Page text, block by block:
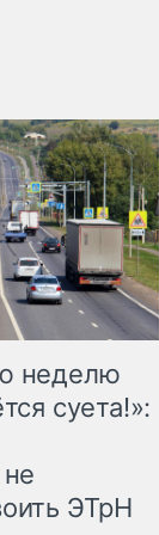
неделю
суета!»:
ЭТрН